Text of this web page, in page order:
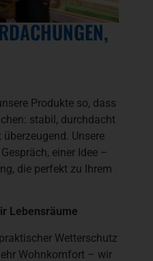
Produkte so, dass
stabil, durchdacht
Unsere
einer Idee –
die perfekt zu Ihrem
Lebensräume
Wetterschutz
Wohnkomfort – wir